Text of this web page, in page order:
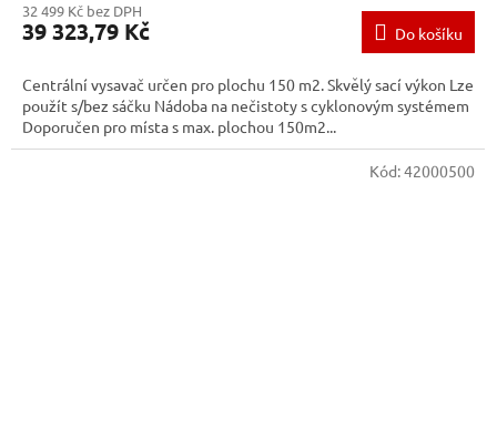
32 499 Kč bez DPH
39 323,79 Kč Do košíku
Centrální vysavač určen pro plochu 150 m2. Skvělý sací výkon Lze
použít s/bez sáčku Nádoba na nečistoty s cyklonovým systémem
Doporučen pro místa s max. plochou 150m2...
Kód:42000500